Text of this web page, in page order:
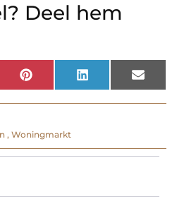
Deel hem
Pinterest LinkedIn Email
, Woningmarkt